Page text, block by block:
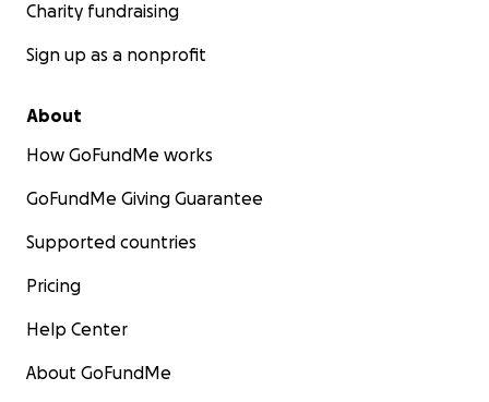
Charity fundraising
Sign up as a nonprofit
About
How GoFundMe works
GoFundMe Giving Guarantee
Supported countries
Pricing
Help Center
About GoFundMe